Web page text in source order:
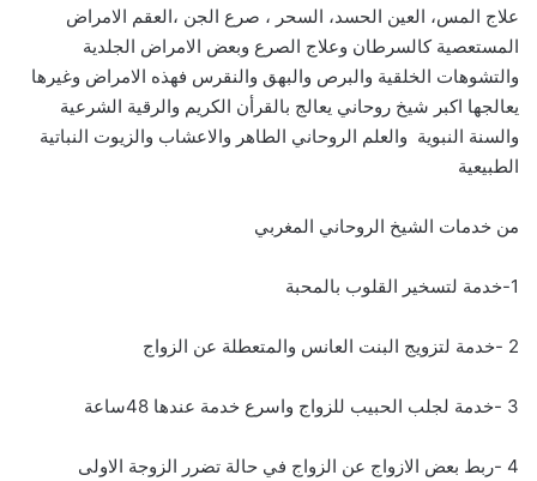
علاج المس، العين الحسد، السحر ، صرع الجن ،العقم الامراض
المستعصية كالسرطان وعلاج الصرع وبعض الامراض الجلدية
والتشوهات الخلقية والبرص والبهق والنقرس فهذه الامراض وغيرها
يعالجها اكبر شيخ روحاني يعالج بالقرأن الكريم والرقية الشرعية
والسنة النبوية والعلم الروحاني الطاهر والاعشاب والزيوت النباتية
الطبيعية
من خدمات الشيخ الروحاني المغربي
1-خدمة لتسخير القلوب بالمحبة
2 -خدمة لتزويج البنت العانس والمتعطلة عن الزواج
3 -خدمة لجلب الحبيب للزواج واسرع خدمة عندها 48ساعة
4 -ربط بعض الازواج عن الزواج في حالة تضرر الزوجة الاولى